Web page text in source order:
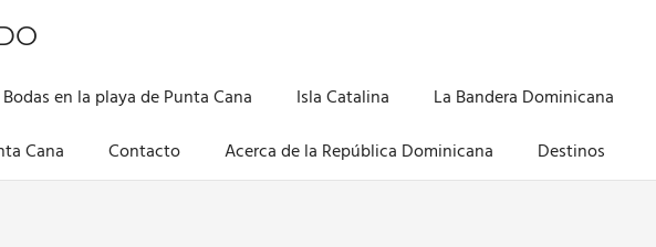
Bodas en la playa de Punta Cana Isla Catalina La Bandera Dominicana
Cana Contacto Acerca de la República Dominicana Destinos